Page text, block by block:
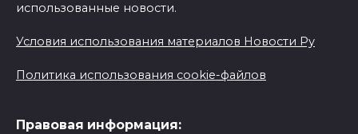
использованные новости.
Условия использования материалов Новости Ру
Политика использования cookie-файлов
Правовая информация: